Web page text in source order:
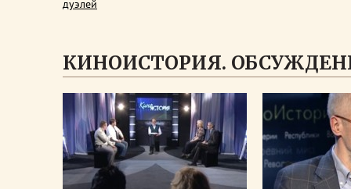
дуэлей
КИНОИСТОРИЯ.